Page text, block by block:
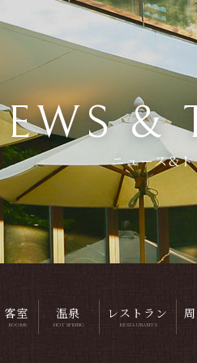
&
ニュース&ト
客室
ROOMS
温泉
HOT SPRING
レストラン
RESTAURANTS